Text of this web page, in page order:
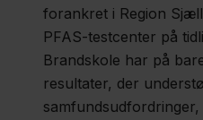
forankret i Region
PFAS-testcenter på
Brandskole har på
resultater, der